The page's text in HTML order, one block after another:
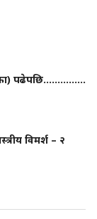
पढेपछि...............
विमर्श – २